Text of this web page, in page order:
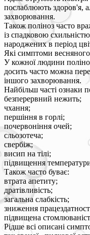
послаблюють здоров'я,
захворювання.
Також поліноз часто
із спадковою схильністю
народжених в період
Які симптоми
У кожної людини
досить часто можна
іншого захворювання.
Найбільш часті ознаки
безперервний нежить;
чхання;
першіння в горлі;
почервоніння очей;
сльозотеча;
свербіж;
висип на тілі;
підвищення
Також часто буває:
втрата апетиту;
дратівливість;
загальна слабкість;
зниження
підвищена
Рідше всі описані